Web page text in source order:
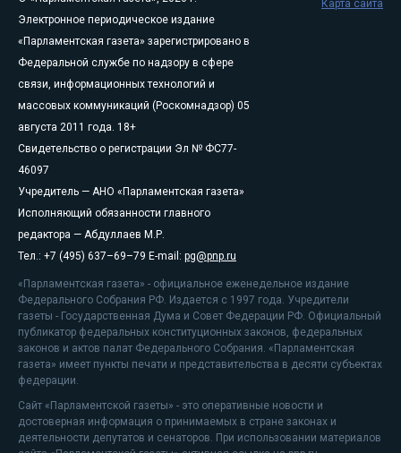
Электронное периодическое издание
«Парламентская газета» зарегистрировано в
Федеральной службе по надзору в сфере
связи, информационных технологий и
массовых коммуникаций (Роскомнадзор) 05
августа 2011 года. 18+
Свидетельство о регистрации Эл № ФС77-
46097
Учредитель — АНО «Парламентская газета»
Исполняющий обязанности главного
редактора — Абдуллаев М.Р.
Тел.: +7 (495) 637–69–79 E-mail: pg@pnp.ru
«Парламентская газета» - официальное еженедельное издание
Федерального Собрания РФ. Издается с 1997 года. Учредители
газеты - Государственная Дума и Совет Федерации РФ. Официальный
публикатор федеральных конституционных законов, федеральных
законов и актов палат Федерального Собрания. «Парламентская
газета» имеет пункты печати и представительства в десяти субъектах
федерации.
Сайт «Парламентской газеты» - это оперативные новости и
достоверная информация о принимаемых в стране законах и
деятельности депутатов и сенаторов. При использовании материалов
Карта сайта